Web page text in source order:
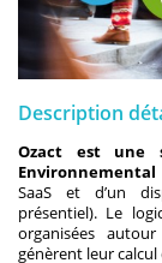
Description
Ozact est une
SaaS et d’un
présentiel). Le
organisées
génèrent leur calcul